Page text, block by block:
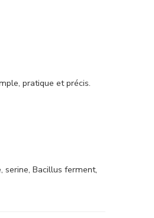
pratique et précis.
Bacillus ferment,